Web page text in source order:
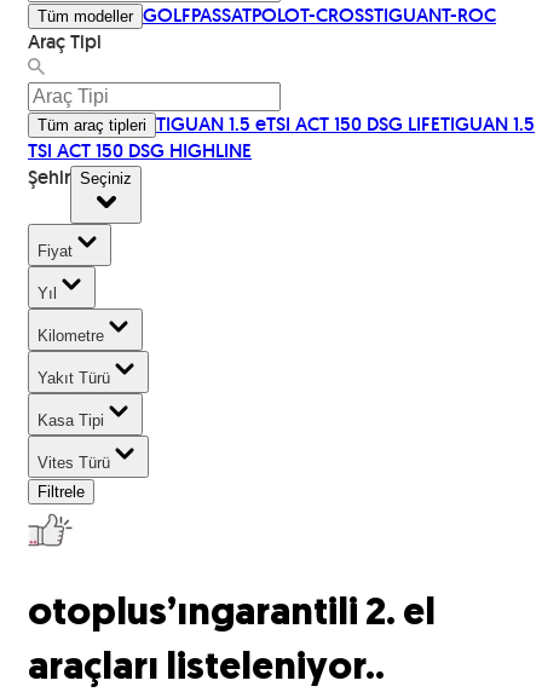
Tüm modeller GOLFPASSATPOLOT-CROSSTIGUANT-ROC
Araç Tipi
Tüm araç tipleri TIGUAN 1.5 eTSI ACT 150 DSG LIFETIGUAN 1.5
TSI ACT 150 DSG HIGHLINE
Şehir Seçiniz
Fiyat
Yıl
Kilometre
Yakıt Türü
Kasa Tipi
Vites Türü
Filtrele
otoplus’ıngarantili 2. el
araçları listeleniyor..